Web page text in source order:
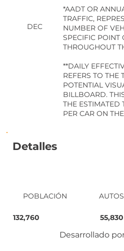
*AADT OR
TRAFFIC,
NUMBER OF
SPECIFIC POINT
THROUGHOUT
**DAILY
REFERS TO THE
POTENTIAL
BILLBOARD.
THE ESTIMATED
PER CAR ON
DEC
55,830
AUTOS
132,760
POBLACIÓN
Detalles
Desarrollado